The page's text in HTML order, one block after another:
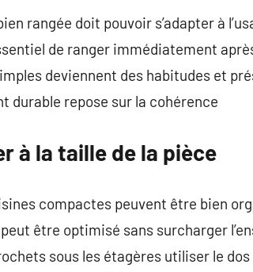
rangée doit pouvoir s’adapter à
de ranger immédiatement
deviennent des habitudes et
durable repose sur la cohérence
à la taille de la pièce
compactes peuvent être bien
être optimisé sans surcharger
sous les étagères utiliser le